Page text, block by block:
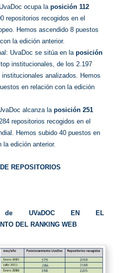
ocupa laposición 112
repositorios recogidos en el
Hemos ascendido 8 puestos
la edición anterior.
UvaDoc se sitúa en la posición
institucionales, de los 2.197
institucionales analizados. Hemos
en relación con la edición
alcanza la posición 251
repositorios recogidos en el
Hemos subido 40 puestos en
la edición anterior.
REPOSITORIOS
de UVaDOC EN EL
DEL RANKING WEB